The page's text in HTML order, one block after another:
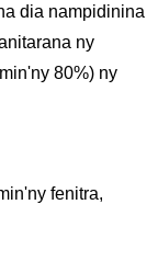
dia nampidinina
ny
80%) ny
fenitra,